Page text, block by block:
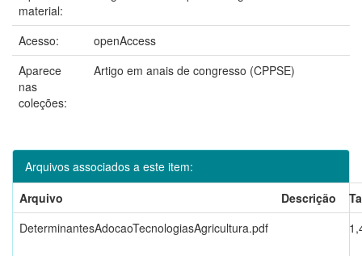
material:
Acesso:
openAccess
Aparece
nas
coleções:
Artigo em anais de congresso (CPPSE)
Arquivos associados a este item:
Arquivo
Descrição
DeterminantesAdocaoTecnologiasAgricultura.pdf